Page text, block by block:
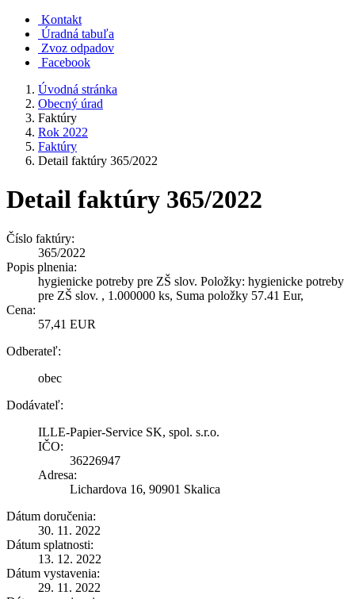
Kontakt
Úradná tabuľa
Zvoz odpadov
Facebook
Úvodná stránka
Obecný úrad
Faktúry
Rok 2022
Faktúry
Detail faktúry 365/2022
Detail faktúry 365/2022
Číslo faktúry:
365/2022
Popis plnenia:
hygienicke potreby pre ZŠ slov. Položky: hygienicke potreby
pre ZŠ slov. , 1.000000 ks, Suma položky 57.41 Eur,
Cena:
57,41 EUR
Odberateľ:
obec
Dodávateľ:
ILLE-Papier-Service SK, spol. s.r.o.
IČO:
36226947
Adresa:
Lichardova 16, 90901 Skalica
Dátum doručenia:
30. 11. 2022
Dátum splatnosti:
13. 12. 2022
Dátum vystavenia:
29. 11. 2022